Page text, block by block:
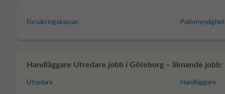
Försäkringskassan
Handläggare Utredare jobb i Göteborg – liknande jobb:
Utredare Handläggare